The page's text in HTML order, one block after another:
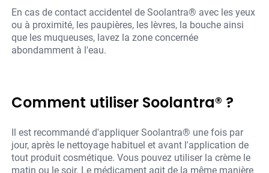
En cas de contact accidentel de Soolantra® avec les yeux
ou à proximité, les paupières, les lèvres, la bouche ainsi
que les muqueuses, lavez la zone concernée
abondamment à l'eau.
Comment utiliser Soolantra® ?
Il est recommandé d'appliquer Soolantra® une fois par
jour, après le nettoyage habituel et avant l'application de
tout produit cosmétique. Vous pouvez utiliser la crème le
matin ou le soir. Le médicament agit de la même manière